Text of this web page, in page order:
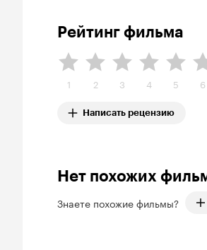
Рейтинг фильма
1 2 3 4 5 6
Написать рецензию
Нет похожих
Знаете похожие фильмы?